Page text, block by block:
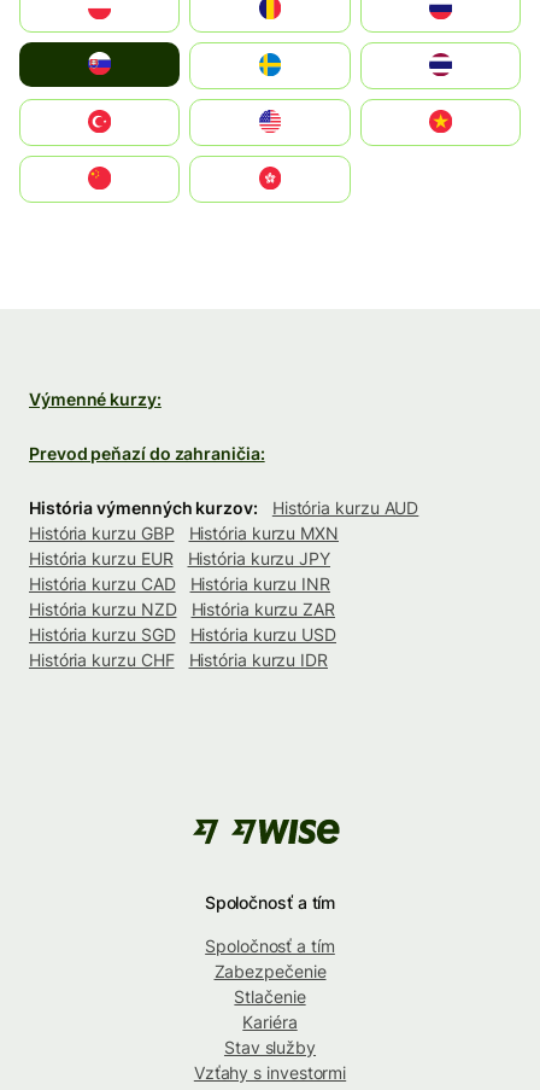
United States
中國香港特別行政區
Výmenné kurzy:
Prevod peňazí do zahraničia:
História výmenných kurzov:
História kurzu AUD
História kurzu GBP
História kurzu MXN
História kurzu EUR
História kurzu JPY
História kurzu CAD
História kurzu INR
História kurzu NZD
História kurzu ZAR
História kurzu SGD
História kurzu USD
História kurzu CHF
História kurzu IDR
Spoločnosť a tím
Spoločnosť a tím
Zabezpečenie
Stlačenie
Kariéra
Stav služby
Vzťahy s investormi